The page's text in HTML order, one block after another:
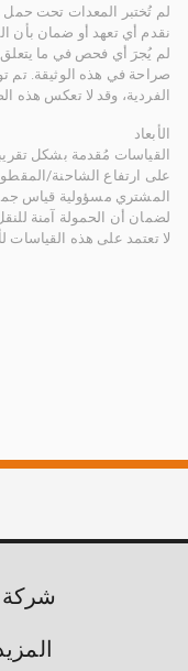
لم تُختبر المعدات تحت
نقدم أي تعهد أو ضمان بأن
لم يُجرَ أي فحص في ما
صراحة في هذه الوثيقة. تم
الفردية، وقد لا تعكس هذه
الأبعاد
القياسات مُقدمة بشكل
على ارتفاع الشاحنة/
المشتري مسؤولية قياس
لضمان أن الحمولة آمنة
لا تعتمد على هذه القياسات
شركة